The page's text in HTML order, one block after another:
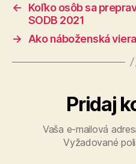
←
Koľko osôb sa
SODB 2021
→
Ako náboženská
Pridaj
Vaša e-mailová
Vyžadované